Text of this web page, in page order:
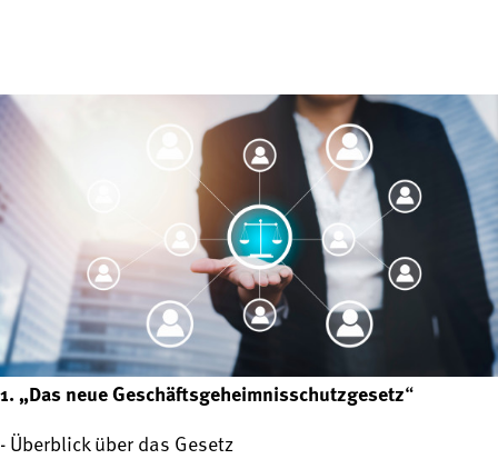
1. „Das neue Geschäftsgeheimnisschutzgesetz“
- Überblick über das Gesetz